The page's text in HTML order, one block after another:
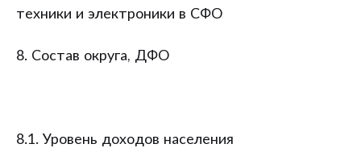
техники и электроники в СФО
8. Состав округа, ДФО
8.1. Уровень доходов населения